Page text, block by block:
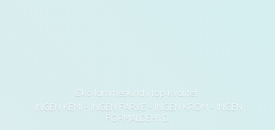
Øko lammeskind i top kvalitet
INGEN KEMI - INGEN FARVE - INGEN KROM - INGEN
FORMALDEHYD